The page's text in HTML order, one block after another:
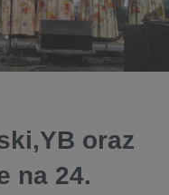
oraz
na 24.